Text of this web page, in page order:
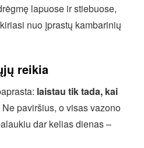
lapuose ir stiebuose,
nuo įprastų kambarinių
reikia
laistau tik tada, kai
Ne paviršius, o visas vazono
dar kelias dienas –